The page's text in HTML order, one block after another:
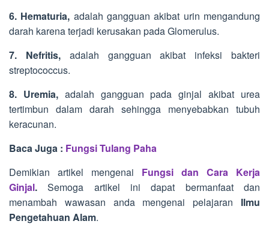
6. Hematuria, adalah gangguan akibat urin mengandung
darah karena terjadi kerusakan pada Glomerulus.
7. Nefritis,adalah gangguan akibat infeksi bakteri
streptococcus.
8. Uremia,adalah gangguan pada ginjal akibat urea
tertimbun dalam darah sehingga menyebabkan tubuh
keracunan.
Baca Juga : Fungsi Tulang Paha
Demikian artikel mengenai Fungsi dan Cara Kerja
Ginjal. Semoga artikel ini dapat bermanfaat dan
menambah wawasan anda mengenai pelajaran Ilmu
Pengetahuan Alam.